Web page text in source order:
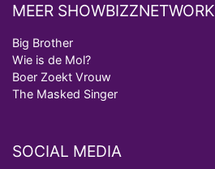
MEER SHOWBIZZNETWORK
Big Brother
Wie is de Mol?
Boer Zoekt Vrouw
The Masked Singer
SOCIAL MEDIA